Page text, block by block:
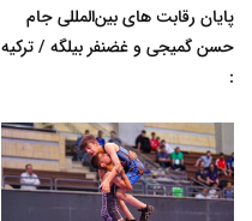
پایان رقابت های بین‌المللی جام
حسن گمیجی و غضنفر بیلگه / ترکیه
: